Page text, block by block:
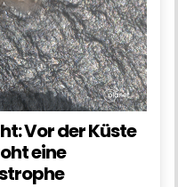
Vor der Küste
eine